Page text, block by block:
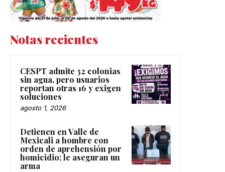
Notas recientes
CESPT admite 32 colonias
sin agua, pero usuarios
reportan otras 16 y exigen
soluciones
agosto 1, 2026
Detienen en Valle de
Mexicali a hombre con
orden de aprehensión por
homicidio; le aseguran un
arma